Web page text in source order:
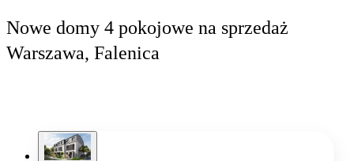
Nowe domy 4 pokojowe na sprzedaż
Warszawa, Falenica